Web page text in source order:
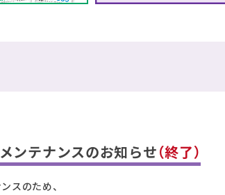
ンテナンスのお知らせ（終了）
スのため、